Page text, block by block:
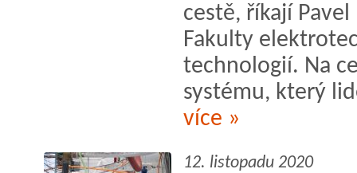
cestě, říkají
Fakulty
technologií. Na
systému, který
více »
12. listopadu 2020